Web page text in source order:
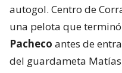
autogol. Centro de
una pelota que
Pacheco antes de
del guardameta